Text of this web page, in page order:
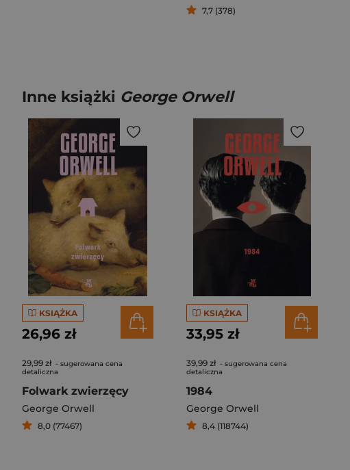
7,7 (378)
Inne książki George Orwell
KSIĄŻKA
26,96 zł
29,99 zł - sugerowana cena
detaliczna
Folwark zwierzęcy
George Orwell
8,0 (77467)
KSIĄŻKA
33,95 zł
39,99 zł - sugerowana cena
detaliczna
1984
George Orwell
8,4 (118744)